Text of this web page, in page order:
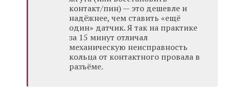
контакт/пин) — это дешевле и
надёжнее, чем ставить «ещё
один» датчик. Я так на практике
за 15 минут отличал
механическую неисправность
кольца от контактного провала в
разъёме.